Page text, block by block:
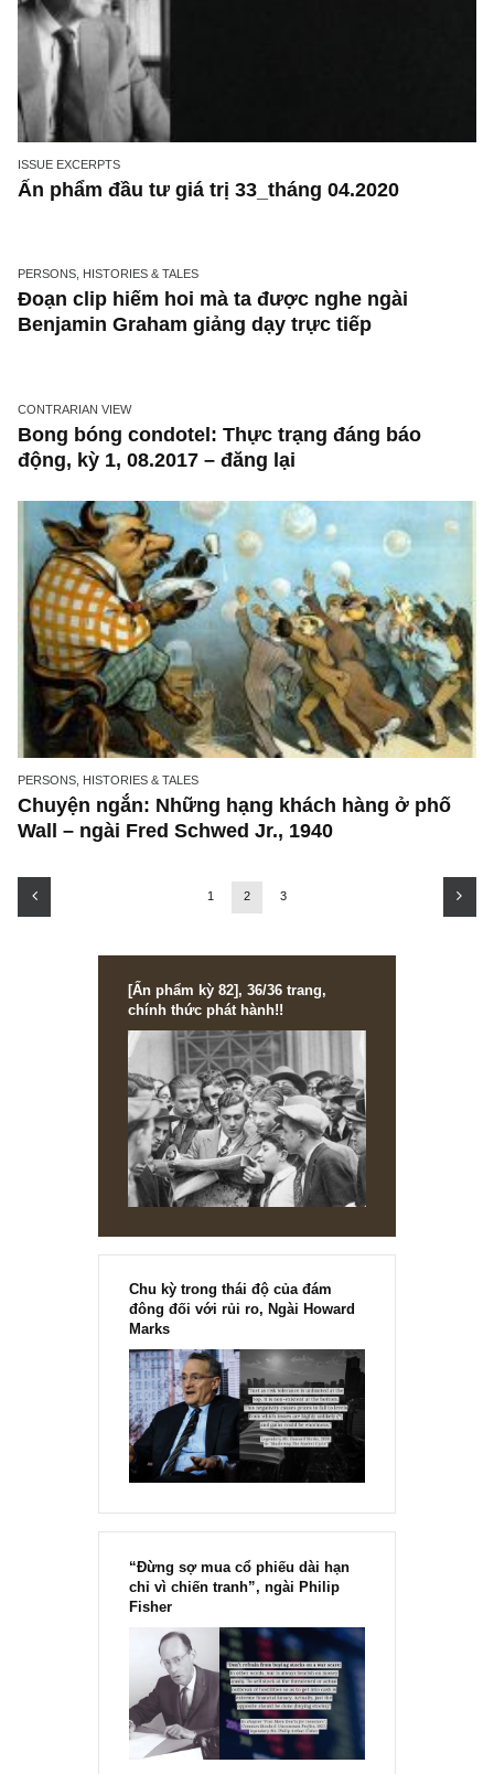
Benjamin Roth
Đoạn clip hiếm hoi mà ta được nghe ngài
Benjamin Graham giảng dạy trực tiếp
CONTRARIAN VIEW
Bong bóng condotel: Thực trạng đáng báo
động, kỳ 1, 08.2017 – đăng lại
PERSONS, HISTORIES & TALES
Chuyện ngắn: Những hạng khách hàng ở
Wall – ngài Fred Schwed Jr., 1940
1 2 3
[Ấn phẩm kỳ 82], 36/36 trang,
chính thức phát hành!!
đông đối với rủi ro, Ngài Howard
Marks